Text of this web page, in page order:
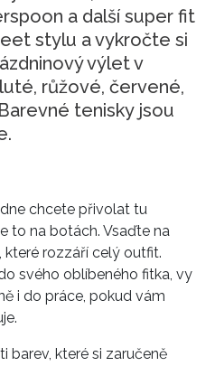
a další super fit
stylu a vykročte si
výlet v
růžové, červené,
tenisky jsou
chcete přivolat tu
to na botách. Vsaďte na
které rozzáří celý outfit.
svého oblíbeného fitka, vy
i do práce, pokud vám
barev, které si zaručeně